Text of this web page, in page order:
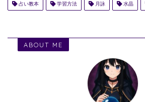
占い教本 学習方法 月詠 水晶
ABOUT ME